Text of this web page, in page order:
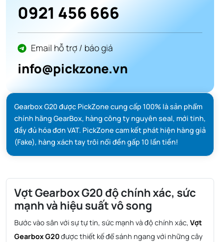
0921 456 666
Email hỗ trợ / báo giá
info@pickzone.vn
Gearbox G20 được PickZone cung cấp 100% là sản phẩm
chính hãng GearBox, hàng công ty nguyên seal, mới tinh,
đầy đủ hóa đơn VAT. PickZone cam kết phát hiện hàng giả
(Fake), hàng xách tay trôi nổi đền gấp 10 lần tiền!
Vợt Gearbox G20 độ chính xác, sức
mạnh và hiệu suất vô song
Bước vào sân với sự tự tin, sức mạnh và độ chính xác, Vợt
Gearbox G20được thiết kế để sánh ngang với những cây